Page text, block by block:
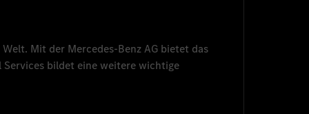
Mit der Mercedes-Benz AG bietet das
Services bildet eine weitere wichtige